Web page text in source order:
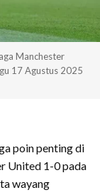
Manchester
17 Agustus 2025
poin penting di
United 1-0 pada
wayang